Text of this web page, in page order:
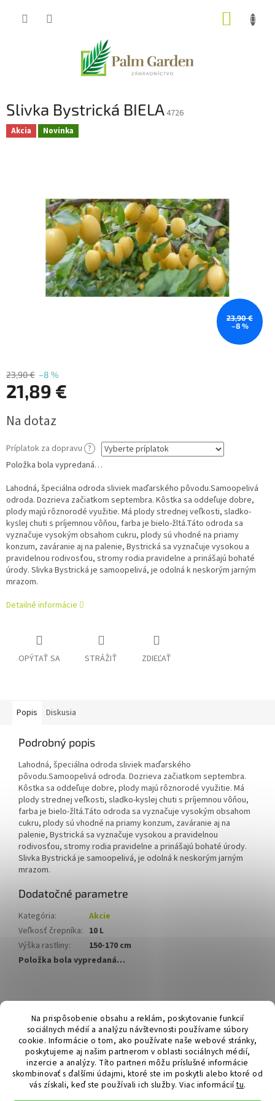
Na prispôsobenie obsahu a reklám, poskytovanie funkcií
sociálnych médií a analýzu návštevnosti používame súbory
cookie. Informácie o tom, ako používate naše webové stránky,
poskytujeme aj našim partnerom v oblasti sociálnych médií,
inzercie a analýzy. Títo partneri môžu príslušné informácie
skombinovať s ďalšími údajmi, ktoré ste im poskytli alebo ktoré od
vás získali, keď ste používali ich služby. Viac informáciítu.
Slivka Bystrická BIELA 4726
Akcia Novinka
23,90 €
–8 %
23,90 € –8 %
21,89 €
cena:
Na dotaz
Príplatok za dopravu ?
Položka bola vypredaná…
Lahodná, špeciálna odroda sliviek maďarského pôvodu.Samoopelivá
odroda. Dozrieva začiatkom septembra. Kôstka sa oddeľuje dobre,
plody majú rôznorodé využitie. Má plody strednej veľkosti, sladko-
kyslej chuti s príjemnou vôňou, farba je bielo-žltá.Táto odroda sa
vyznačuje vysokým obsahom cukru, plody sú vhodné na priamy
konzum, zaváranie aj na palenie, Bystrická sa vyznačuje vysokou a
pravidelnou rodivosťou, stromy rodia pravidelne a prinášajú bohaté
úrody. Slivka Bystrická je samoopelivá, je odolná k neskorým jarným
mrazom.
Detailné informácie
OPÝTAŤ SA STRÁŽIŤ ZDIEĽAŤ
Popis Diskusia
Podrobný popis
Lahodná, špeciálna odroda sliviek maďarského
pôvodu.Samoopelivá odroda. Dozrieva začiatkom septembra.
Kôstka sa oddeľuje dobre, plody majú rôznorodé využitie. Má
plody strednej veľkosti, sladko-kyslej chuti s príjemnou vôňou,
farba je bielo-žltá.Táto odroda sa vyznačuje vysokým obsahom
cukru, plody sú vhodné na priamy konzum, zaváranie aj na
palenie, Bystrická sa vyznačuje vysokou a pravidelnou
rodivosťou, stromy rodia pravidelne a prinášajú bohaté úrody.
Slivka Bystrická je samoopelivá, je odolná k neskorým jarným
mrazom.
Dodatočné parametre
Kategória:
Akcie
Veľkosť črepníka: 10 L
Výška rastliny:
150-170 cm
Položka bola vypredaná…
á
Hurmikaki.com
Vytvoril Shoptet